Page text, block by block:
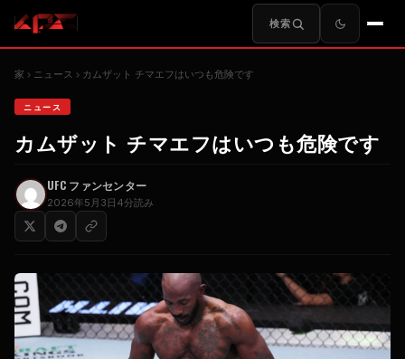
検索
家 ニュース カムザット チマエフはいつも危険です
ニュース
カムザット チマエフはいつも危険です
UFCファンセンター
2026年5月3日 4分読み